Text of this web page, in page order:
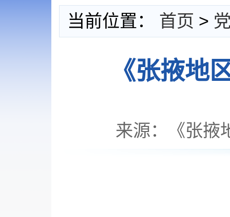
当前位置： 首页 >
《张掖地
来源：《张掖